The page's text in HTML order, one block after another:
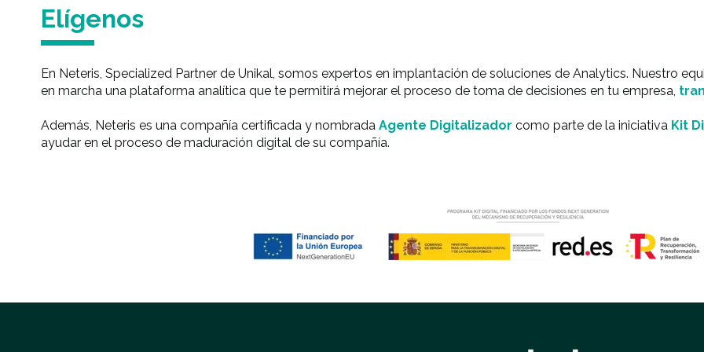
Elígenos
En Neteris, Specialized Partner de Unikal, somos expertos en implantación de soluciones de Analytics. Nuestro
en marcha una plataforma analítica que te permitirá mejorar el proceso de toma de decisiones en tu empresa,
Además, Neteris es una compañía certificada y nombrada Agente Digitalizador como parte de la iniciativa Kit
ayudar en el proceso de maduración digital de su compañía.